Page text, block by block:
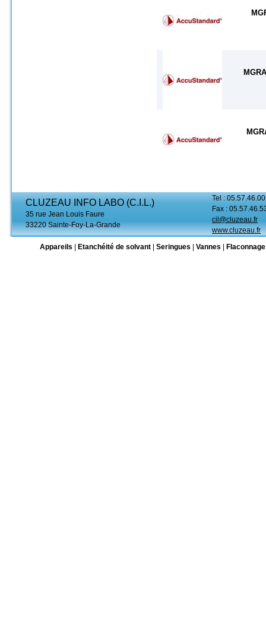
CLUZEAU INFO LABO (C.I.L.)
35 rue Jean Louis Faure
33220 Sainte-Foy-La-Grande
Tel :
Fax :
cil@cluzeau.fr
www.cluzeau.fr
Appareils
Etanchéité de solvant Seringues Vannes Flaconnage